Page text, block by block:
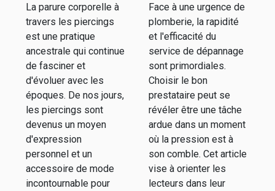
pour homme
et femme
La parure corporelle à
travers les piercings
est une pratique
ancestrale qui continue
de fasciner et
d'évoluer avec les
époques. De nos jours,
les piercings sont
devenus un moyen
d'expression
personnel et un
accessoire de mode
incontournable pour
en plomberie
d'urgence
Face à une urgence de
plomberie, la rapidité
et l'efficacité du
service de dépannage
sont primordiales.
Choisir le bon
prestataire peut se
révéler être une tâche
ardue dans un moment
où la pression est à
son comble. Cet article
vise à orienter les
lecteurs dans leur